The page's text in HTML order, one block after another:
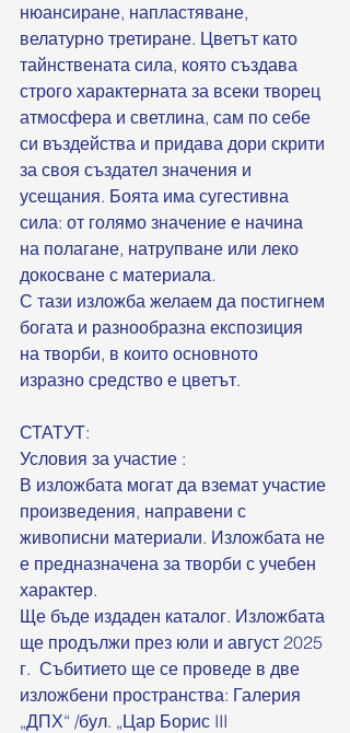
нюансиране, напластяване,
велатурно третиране. Цветът като
тайнствената сила, която създава
строго характерната за всеки творец
атмосфера и светлина, сам по себе
си въздейства и придава дори скрити
за своя създател значения и
усещания. Боята има сугестивна
сила: от голямо значение е начина
на полагане, натрупване или леко
докосване с материала.
С тази изложба желаем да постигнем
богата и разнообразна експозиция
на творби, в които основното
изразно средство е цветът.
СТАТУТ:
Условия за участие :
В изложбата могат да вземат участие
произведения, направени с
живописни материали. Изложбата не
е предназначена за творби с учебен
характер.
Ще бъде издаден каталог. Изложбата
ще продължи през юли и август 2025
г.  Събитието ще се проведе в две
изложбени пространства: Галерия
„ДПХ“ /бул. „Цар Борис III